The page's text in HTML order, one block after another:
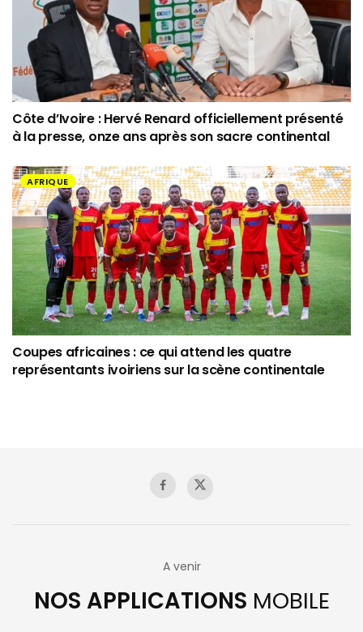
Côte d’Ivoire : Hervé Renard officiellement présenté
à la presse, onze ans après son sacre continental
AFRIQUE
Coupes africaines : ce qui attend les quatre
représentants ivoiriens sur la scène continentale
A venir
NOS APPLICATIONS MOBILE